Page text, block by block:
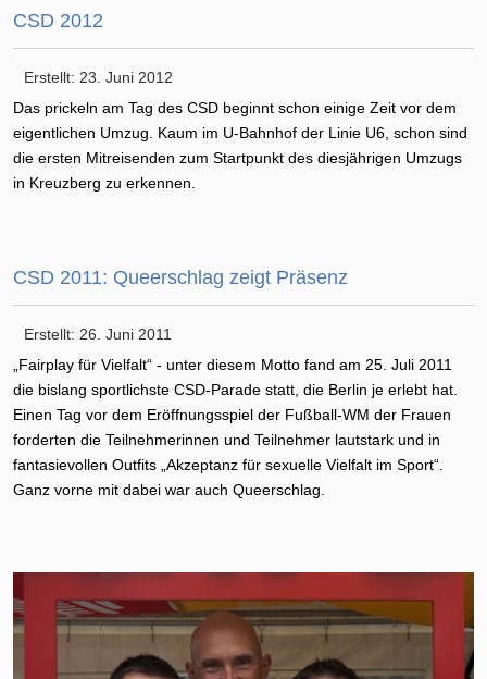
CSD 2012
Erstellt: 23. Juni 2012
Das prickeln am Tag des CSD beginnt schon einige Zeit vor dem
eigentlichen Umzug. Kaum im U-Bahnhof der Linie U6, schon sind
die ersten Mitreisenden zum Startpunkt des diesjährigen Umzugs
in Kreuzberg zu erkennen.
CSD 2011: Queerschlag zeigt Präsenz
Erstellt: 26. Juni 2011
„Fairplay für Vielfalt“ - unter diesem Motto fand am 25. Juli 2011
die bislang sportlichste CSD-Parade statt, die Berlin je erlebt hat.
Einen Tag vor dem Eröffnungsspiel der Fußball-WM der Frauen
forderten die Teilnehmerinnen und Teilnehmer lautstark und in
fantasievollen Outfits „Akzeptanz für sexuelle Vielfalt im Sport“.
Ganz vorne mit dabei war auch Queerschlag.